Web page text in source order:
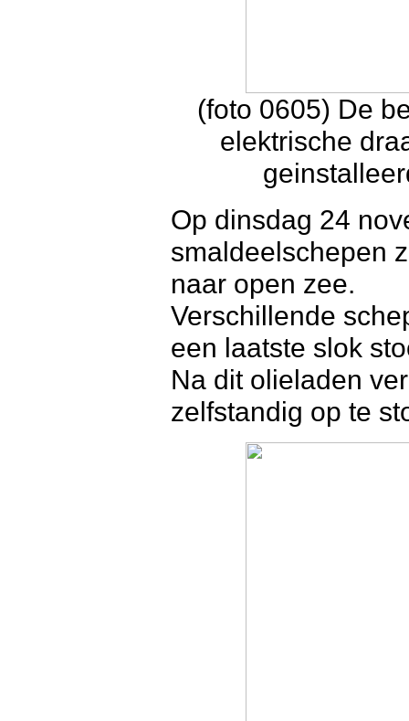
(foto 0605) De
elektrische
Op dinsdag 24
smaldeelschepen
naar open zee.
Verschillende
een laatste slok
Na dit olieladen
zelfstandig op te